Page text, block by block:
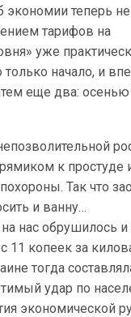
теперь не
тарифов на
уже
начало, и
еще два: осенью
к простуде
Так что
и ванну…
нас обрушилось
копеек за
тогда
удар по
экономической